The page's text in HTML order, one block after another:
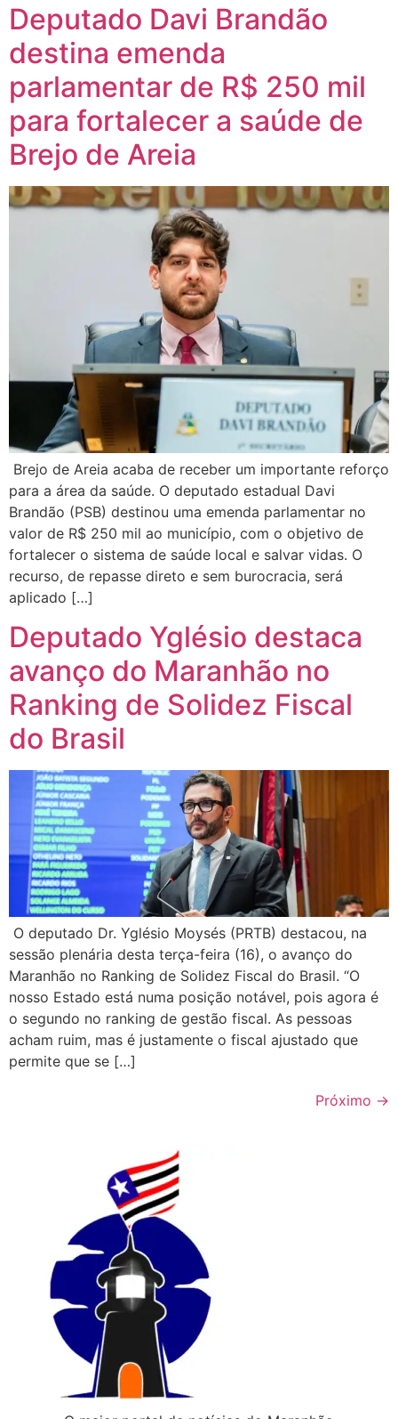
Deputado Davi Brandão
destina emenda
parlamentar de R$ 250 mil
para fortalecer a saúde de
Brejo de Areia
Brejo de Areia acaba de receber um importante reforço
para a área da saúde. O deputado estadual Davi
Brandão (PSB) destinou uma emenda parlamentar no
valor de R$ 250 mil ao município, com o objetivo de
fortalecer o sistema de saúde local e salvar vidas. O
recurso, de repasse direto e sem burocracia, será
aplicado […]
Deputado Yglésio destaca
avanço do Maranhão no
Ranking de Solidez Fiscal
do Brasil
O deputado Dr. Yglésio Moysés (PRTB) destacou, na
sessão plenária desta terça-feira (16), o avanço do
Maranhão no Ranking de Solidez Fiscal do Brasil. “O
nosso Estado está numa posição notável, pois agora é
o segundo no ranking de gestão fiscal. As pessoas
acham ruim, mas é justamente o fiscal ajustado que
permite que se […]
Próximo →